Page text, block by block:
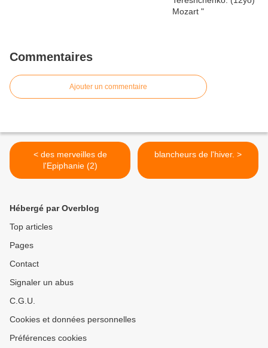
Commentaires
Ajouter un commentaire
< des merveilles de
l'Epiphanie (2)
blancheurs de l'hiver. >
Hébergé par Overblog
Top articles
Pages
Contact
Signaler un abus
C.G.U.
Cookies et données personnelles
Préférences cookies